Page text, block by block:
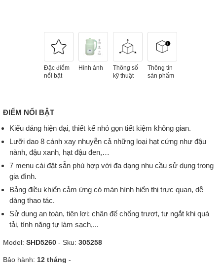
Đặc điểm
nổi bật
Hình ảnh
Thông số
kỹ thuật
Thông tin
sản phẩm
ĐIỂM NỔI BẬT
Kiểu dáng hiện đại, thiết kế nhỏ gọn tiết kiệm không gian.
Lưỡi dao 8 cánh xay nhuyễn cả những loại hạt cứng như đậu
nành, đậu xanh, hạt đậu đen,…
7 menu cài đặt sẵn phù hợp với đa dạng nhu cầu sử dụng trong
gia đình.
Bảng điều khiển cảm ứng có màn hình hiển thị trực quan, dễ
dàng thao tác.
Sử dụng an toàn, tiện lợi: chân đế chống trượt, tự ngắt khi quá
tải, tính năng tự làm sạch,...
Model: SHD5260 - Sku: 305258
Bảo hành: 12 tháng -